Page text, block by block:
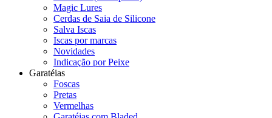
Magic Lures
Cerdas de Saia de Silicone
Salva Iscas
Iscas por marcas
Novidades
Indicação por Peixe
Garatéias
Foscas
Pretas
Vermelhas